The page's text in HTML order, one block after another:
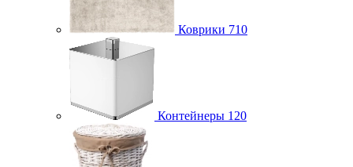
Коврики 710
Контейнеры 120